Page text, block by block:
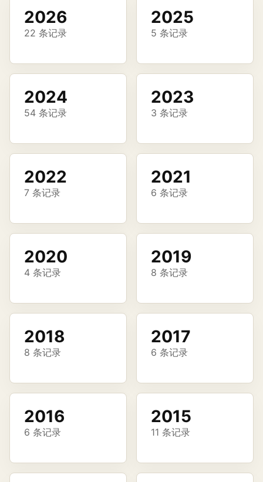
2026
22 条记录
2025
5 条记录
2024
54 条记录
2023
3 条记录
2022
7 条记录
2021
6 条记录
2020
4 条记录
2019
8 条记录
2018
8 条记录
2017
6 条记录
2016
6 条记录
2015
11 条记录